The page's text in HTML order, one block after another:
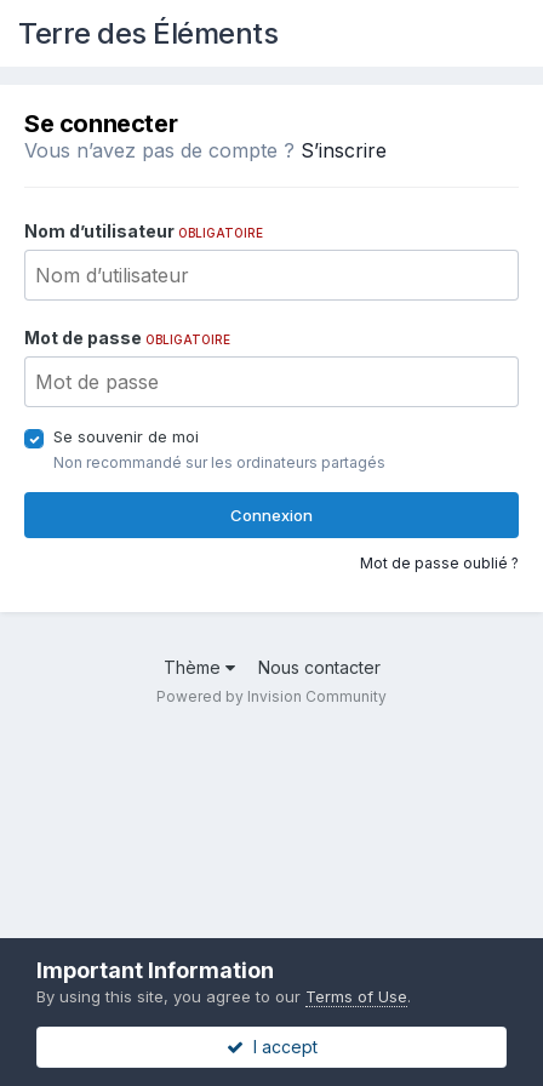
Terre des Éléments
Se connecter
Vous n’avez pas de compte ? S’inscrire
Nom d’utilisateur OBLIGATOIRE
Mot de passe OBLIGATOIRE
Se souvenir de moi
Non recommandé sur les ordinateurs partagés
Connexion
Mot de passe oublié ?
Thème Nous contacter
Powered by Invision Community
Important Information
By using this site, you agree to our Terms of Use.
I accept